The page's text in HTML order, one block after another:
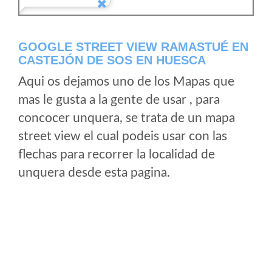
GOOGLE STREET VIEW RAMASTUÉ EN
CASTEJÓN DE SOS EN HUESCA
Aqui os dejamos uno de los Mapas que
mas le gusta a la gente de usar , para
concocer unquera, se trata de un mapa
street view el cual podeis usar con las
flechas para recorrer la localidad de
unquera desde esta pagina.